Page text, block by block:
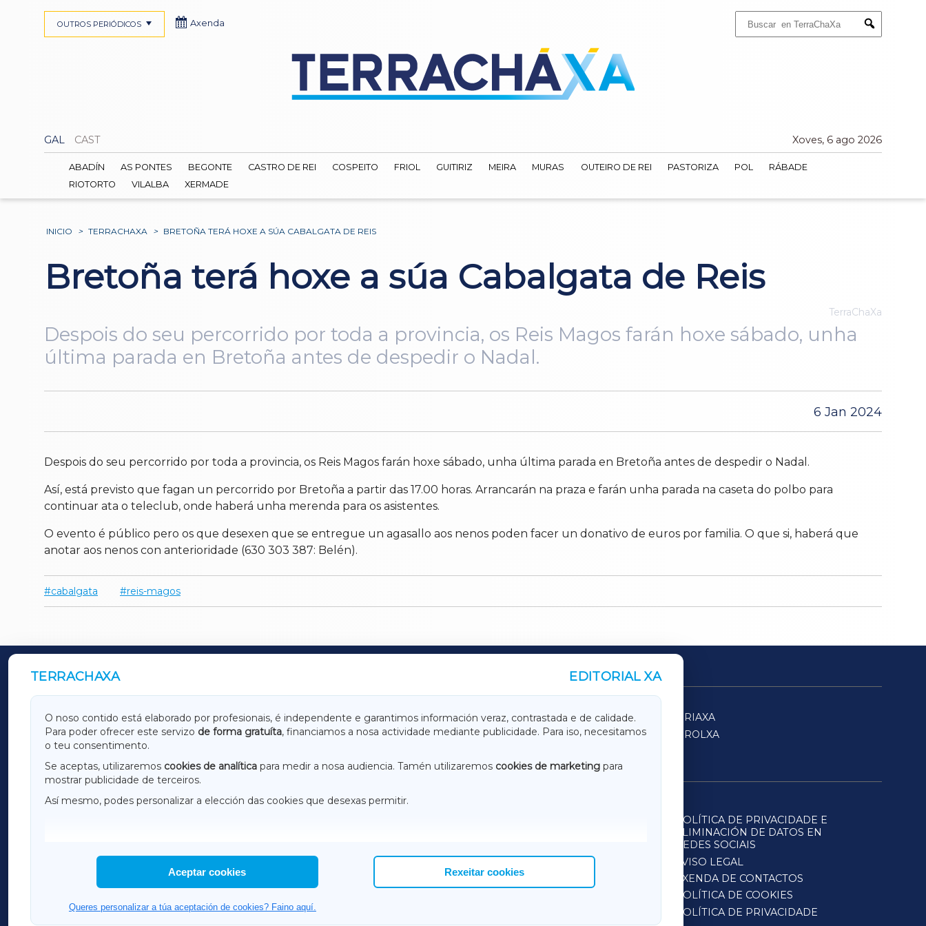
Submit
GAL CAST Xoves, 6 ago 2026
OUTROS PERIÓDICOS Axenda
ABADÍN AS PONTES BEGONTE CASTRO DE REI COSPEITO FRIOL GUITIRIZ MEIRA MURAS OUTEIRO DE REI PASTORIZA POL
RÁBADE
RIOTORTO
VILALBA XERMADE
INICIO > TERRACHAXA > BRETOÑA TERÁ HOXE A SÚA CABALGATA DE REIS
Bretoña terá hoxe a súa Cabalgata de Reis
TerraChaXa
Despois do seu percorrido por toda a provincia, os Reis Magos farán hoxe sábado, unha
última parada en Bretoña antes de despedir o Nadal.
6 Jan 2024
Despois do seu percorrido por toda a provincia, os Reis Magos farán hoxe sábado, unha última parada en Bretoña antes de despedir o Nadal.
Así, está previsto que fagan un percorrido por Bretoña a partir das 17.00 horas. Arrancarán na praza e farán unha parada na caseta do polbo para
continuar ata o teleclub, onde haberá unha merenda para os asistentes.
O evento é público pero os que desexen que se entregue un agasallo aos nenos poden facer un donativo de euros por familia. O que si, haberá que
anotar aos nenos con anterioridade (630 303 387: Belén).
cabalgata reis-magos
TERRACHAXA EDITORIAL XA
O noso contido está elaborado por profesionais, é independente e garantimos información veraz, contrastada e de calidade.
Para poder ofrecer este servizo de forma gratuíta, financiamos a nosa actividade mediante publicidade. Para iso, necesitamos
o teu consentimento.
Se aceptas, utilizaremos cookies de analítica para medir a nosa audiencia. Tamén utilizaremos cookies de marketing para
mostrar publicidade de terceiros.
Así mesmo, podes personalizar a elección das cookies que desexas permitir.
Aceptar cookies Rexeitar cookies
Queres personalizar a túa aceptación de cookies? Faino aquí.
OUTROS PERIÓDICOS
GALICIAXA LUGOXA TERRACHAXA
SARRIAXA
AMARIÑAXA
RIBEIRASACRAXA ACORUÑAXA
FERROLXA
OURENSEXA
HEMEROTECA
POLÍTICA DE PRIVACIDADE E
ELIMINACIÓN DE DATOS EN
REDES SOCIAIS
AVISO LEGAL
AXENDA DE CONTACTOS
POLÍTICA DE COOKIES
POLÍTICA DE PRIVACIDADE